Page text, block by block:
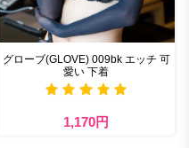
グローブ(GLOVE) 009bk エッチ 可
愛い 下着
1,170円